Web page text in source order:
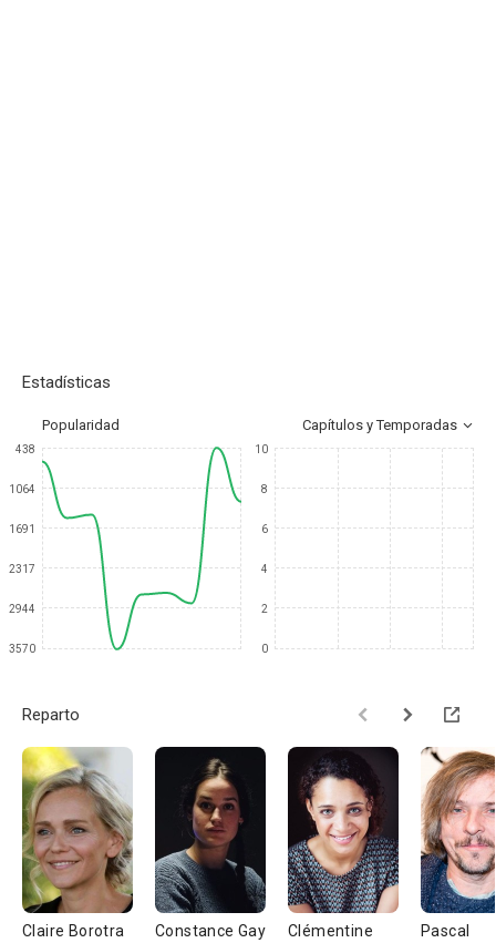
Estadísticas
Popularidad Capítulos y Temporadas
438
1064
1691
2317
2944
3570
10
8
6
4
2
0
Reparto
Claire Borotra Constance Gay
Clémentine
Pascal